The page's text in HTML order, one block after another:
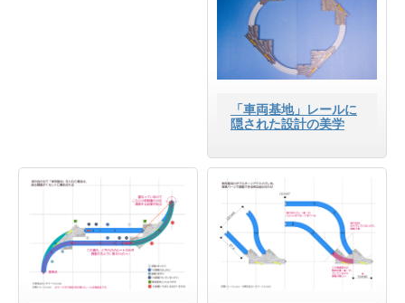
「車両基地」レールに
隠された設計の美学